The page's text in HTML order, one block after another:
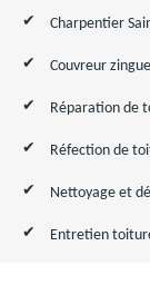
Charpentier
Couvreur
Réparation de
Réfection de
Nettoyage et
Entretien